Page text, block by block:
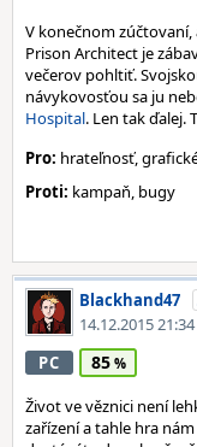
V konečnom
Prison Architect je
večerov pohltiť.
návykovosťou sa ju
Hospital. Len tak ďalej.
Pro: hrateľnosť,
Proti: kampaň, bugy
Blackhand47
14.12.2015 21:34
PC
85
Život ve věznici není
zařízení a tahle hra